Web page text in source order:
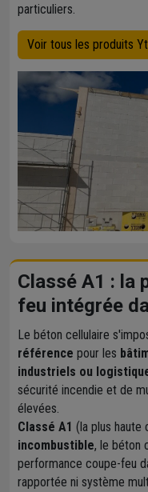
particuliers.
Voir tous les produits
Classé A1 : la
feu intégrée
Le béton cellulaire
référence pour les
industriels ou
sécurité incendie et de
élevées.
Classé A1 (la plus haute
incombustible, le béton
performance coupe-feu
rapportée ni système